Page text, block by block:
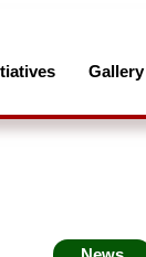
Gallery